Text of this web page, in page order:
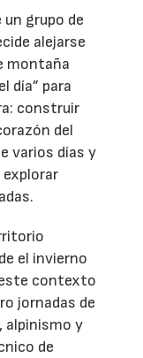
un grupo de
alejarse
montaña
día” para
construir
del
varios días y
explorar
el invierno
contexto
jornadas de
alpinismo y
de